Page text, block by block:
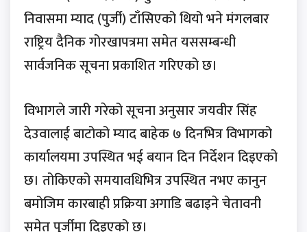
निवासमा म्याद (पुर्जी) टाँसिएको थियो भने मंगलबार
राष्ट्रिय दैनिक गोरखापत्रमा समेत यससम्बन्धी
सार्वजनिक सूचना प्रकाशित गरिएको छ।
विभागले जारी गरेको सूचना अनुसार जयवीर सिंह
देउवालाई बाटोको म्याद बाहेक ७ दिनभित्र विभागको
कार्यालयमा उपस्थित भई बयान दिन निर्देशन दिइएको
छ। तोकिएको समयावधिभित्र उपस्थित नभए कानुन
बमोजिम कारबाही प्रक्रिया अगाडि बढाइने चेतावनी
समेत पुर्जीमा दिइएको छ।